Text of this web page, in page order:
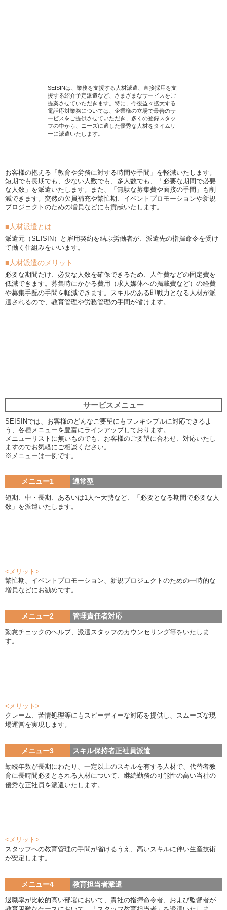
SEISINは、業務を支援する人材派遣、直接採用を支
援する紹介予定派遣など、さまざまなサービスをご
提案させていただきます。特に、今後益々拡大する
電話応対業務については、企業様の立場で最善のサ
ービスをご提供させていただき、多くの登録スタッ
フの中から、ニーズに適した優秀な人材をタイムリ
ーに派遣いたします。
お客様の抱える「教育や労務に対する時間や手間」を軽減いたします。
短期でも長期でも、少ない人数でも、多人数でも、「必要な期間で必要
な人数」を派遣いたします。また、「無駄な募集費や面接の手間」も削
減できます。突然の欠員補充や繁忙期、イベントプロモーションや新規
プロジェクトのための増員などにも貢献いたします。
■人材派遣とは
派遣元（SEISIN）と雇用契約を結ぶ労働者が、派遣先の指揮命令を受け
て働く仕組みをいいます。
■人材派遣のメリット
必要な期間だけ、必要な人数を確保できるため、人件費などの固定費を
低減できます。募集時にかかる費用（求人媒体への掲載費など）の経費
や募集手配の手間を軽減できます。スキルのある即戦力となる人材が派
遣されるので、教育管理や労務管理の手間が省けます。
サービスメニュー
SEISINでは、お客様のどんなご要望にもフレキシブルに対応できるよ
う、各種メニューを豊富にラインアップしております。
メニューリストに無いものでも、お客様のご要望に合わせ、対応いたし
ますのでお気軽にご相談ください。
※メニューは一例です。
メニュー1 通常型
短期、中・長期、あるいは1人〜大勢など、「必要となる期間で必要な人
数」を派遣いたします。
<メリット>
繁忙期、イベントプロモーション、新規プロジェクトのための一時的な
増員などにお勧めです。
メニュー2 管理責任者対応
勤怠チェックのヘルプ、派遣スタッフのカウンセリング等をいたしま
す。
<メリット>
クレーム、苦情処理等にもスピーディーな対応を提供し、スムーズな現
場運営を実現します。
メニュー3 スキル保持者正社員派遣
勤続年数が長期にわたり、一定以上のスキルを有する人材で、代替者教
育に長時間必要とされる人材について、継続勤務の可能性の高い当社の
優秀な正社員を派遣いたします。
<メリット>
スタッフへの教育管理の手間が省けるうえ、高いスキルに伴い生産技術
が安定します。
メニュー4 教育担当者派遣
退職率が比較的高い部署において、貴社の指揮命令者、および監督者が